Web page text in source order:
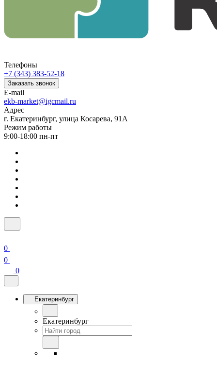
Телефоны
+7 (343) 383-52-18
Заказать звонок
E-mail
ekb-market@igcmail.ru
Адрес
г. Екатеринбург, улица Косарева, 91А
Режим работы
9:00-18:00 пн-пт
0
0
0
Екатеринбург
Екатеринбург